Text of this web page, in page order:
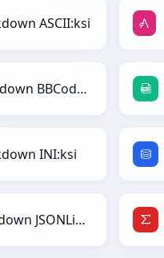
ASCII:ksi
Markdown BBCode:ksi
INI:ksi
Markdown JSONLines:ksi